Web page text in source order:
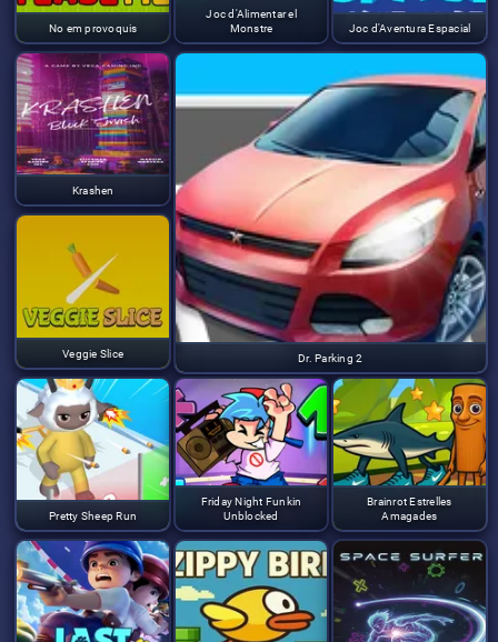
No em provoquis
Joc d'Alimentar el
Monstre
Joc d'Aventura Espacial
Krashen
Dr. Parking 2
Veggie Slice
Pretty Sheep Run
Friday Night Funkin
Unblocked
Brainrot Estrelles
Amagades